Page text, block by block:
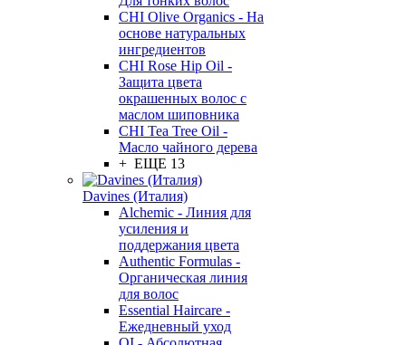
CHI Olive Organics - На
основе натуральных
ингредиентов
CHI Rose Hip Oil -
Защита цвета
окрашенных волос с
маслом шиповника
CHI Tea Tree Oil -
Масло чайного дерева
+ ЕЩЕ 13
Davines (Италия)
Alchemic - Линия для
усиления и
поддержания цвета
Authentic Formulas -
Органическая линия
для волос
Essential Haircare -
Eжедневный уход